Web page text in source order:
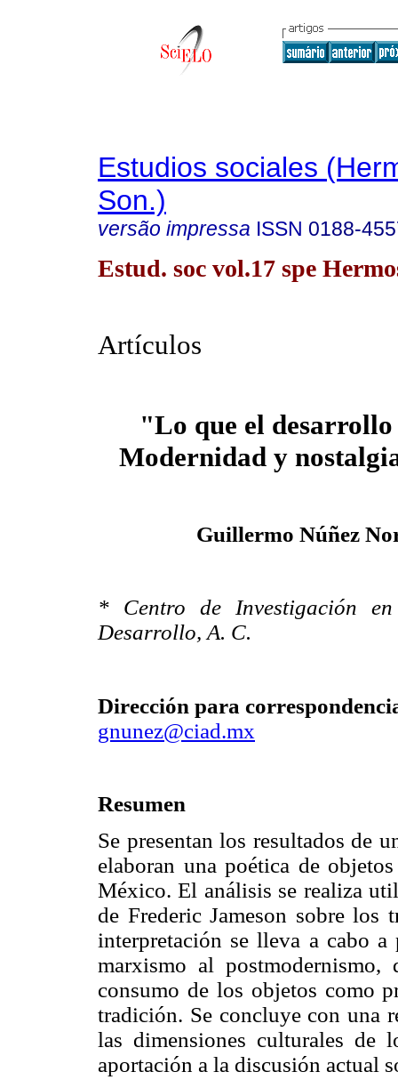
Estudios sociales
Son.)
versão impressa ISSN 0188-
Estud. soc vol.17 spe
Artículos
"Lo que el
Modernidad y
Guillermo Núñez
* Centro de Investigación
Desarrollo, A. C.
Dirección para
gnunez@ciad.mx
Resumen
Se presentan los resultados de
elaboran una poética de
México. El análisis se realiza
de Frederic Jameson sobre los
interpretación se lleva a cabo
marxismo al
consumo de los objetos como
tradición. Se concluye con una
las dimensiones culturales de
aportación a la discusión actual